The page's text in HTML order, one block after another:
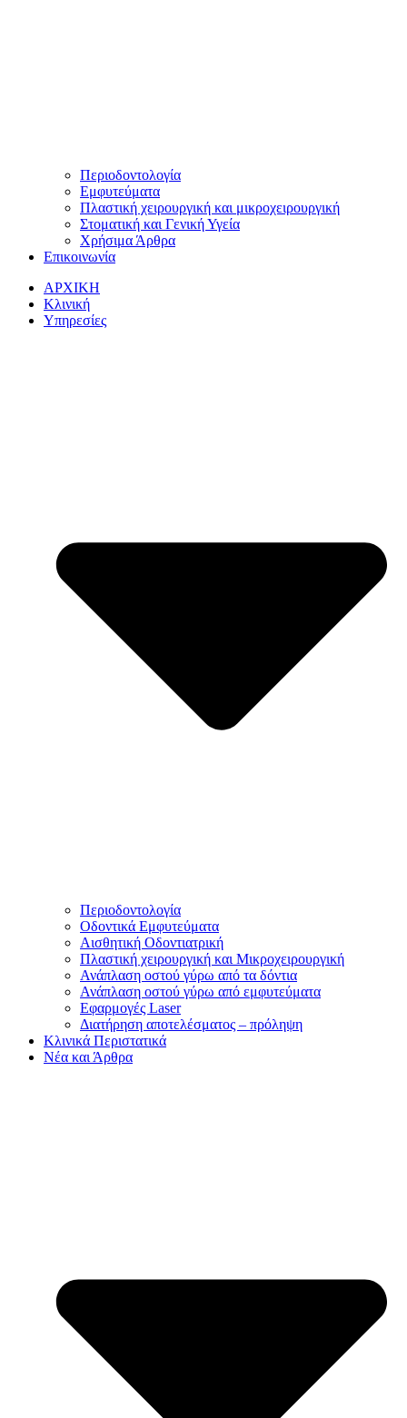
Περιοδοντολογία
Εμφυτεύματα
Πλαστική χειρουργική και μικροχειρουργική
Στοματική και Γενική Υγεία
Χρήσιμα Άρθρα
Επικοινωνία
ΑΡΧΙΚΗ
Κλινική
Υπηρεσίες
Περιοδοντολογία
Οδοντικά Εμφυτεύματα
Αισθητική Οδοντιατρική
Πλαστική χειρουργική και Μικροχειρουργική
Ανάπλαση οστού γύρω από τα δόντια
Ανάπλαση οστού γύρω από εμφυτεύματα
Εφαρμογές Laser
Διατήρηση αποτελέσματος – πρόληψη
Κλινικά Περιστατικά
Νέα και Άρθρα